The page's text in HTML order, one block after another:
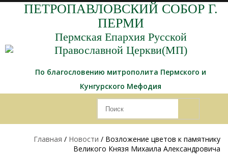
ПЕТРОПАВЛОВСКИЙ СОБОР Г.
ПЕРМИ
Пермская Епархия Русской
Православной Церкви(МП)
По благословению митрополита Пермского и
Кунгурского Мефодия
Главная / Новости / Возложение цветов к памятнику
Великого Князя Михаила Александровича